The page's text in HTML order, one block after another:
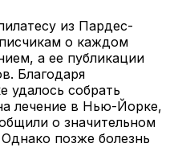
из Пардес-
о каждом
а ее публикации
Благодаря
удалось собрать
лечение в Нью-Йорке,
о значительном
позже болезнь